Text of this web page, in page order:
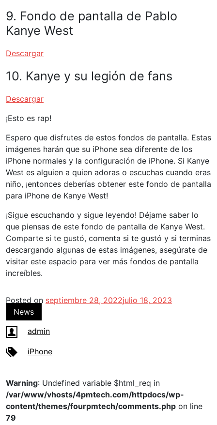
9. Fondo de pantalla de Pablo
Kanye West
Descargar
10. Kanye y su legión de fans
Descargar
¡Esto es rap!
Espero que disfrutes de estos fondos de pantalla. Estas
imágenes harán que su iPhone sea diferente de los
iPhone normales y la configuración de iPhone. Si Kanye
West es alguien a quien adoras o escuchas cuando eras
niño, ¡entonces deberías obtener este fondo de pantalla
para iPhone de Kanye West!
¡Sigue escuchando y sigue leyendo! Déjame saber lo
que piensas de este fondo de pantalla de Kanye West.
Comparte si te gustó, comenta si te gustó y si terminas
descargando algunas de estas imágenes, asegúrate de
visitar este espacio para ver más fondos de pantalla
increíbles.
Posted on septiembre 28, 2022julio 18, 2023
News
admin
iPhone
Warning: Undefined variable $html_req in
/var/www/vhosts/4pmtech.com/httpdocs/wp-
content/themes/fourpmtech/comments.php on line
79